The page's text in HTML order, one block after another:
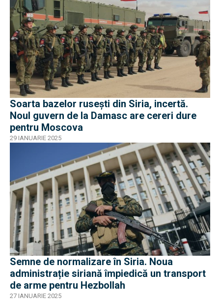
Soarta bazelor rusești din Siria, incertă.
Noul guvern de la Damasc are cereri dure
pentru Moscova
29 IANUARIE 2025
Semne de normalizare în Siria. Noua
administrație siriană împiedică un transport
de arme pentru Hezbollah
27 IANUARIE 2025